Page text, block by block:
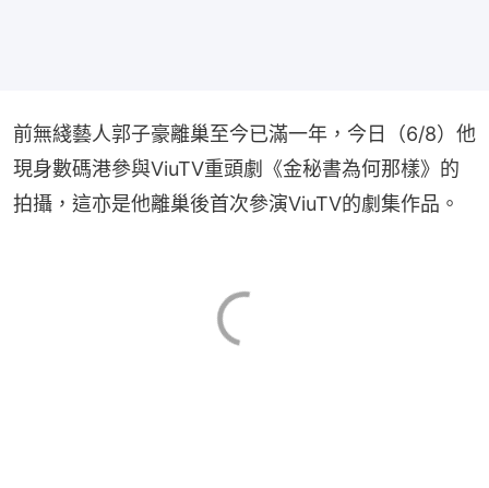
前無綫藝人郭子豪離巢至今已滿一年，今日（6/8）他
現身數碼港參與ViuTV重頭劇《金秘書為何那樣》的
拍攝，這亦是他離巢後首次參演ViuTV的劇集作品。